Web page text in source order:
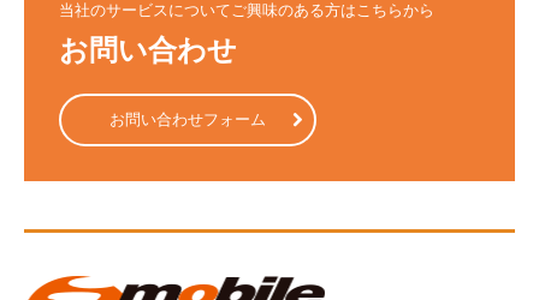
当社のサービスについてご興味のある方はこちらから
お問い合わせ
お問い合わせフォーム